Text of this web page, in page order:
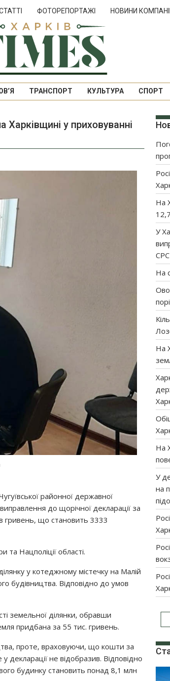
ФОТОРЕПОРТАЖІ НОВИНИ
ТРАНСПОРТ КУЛЬТУРА СПОРТ
Харківщині у приховуванні
районної державної
до щорічної декларації за
гривень, що становить 3333
та Нацполіції області.
у котеджному містечку на Малій
будівництва. Відповідно до умов
земельної ділянки, обравши
придбана за 55 тис. гривень.
проте, враховуючи, що кошти за
декларації не відобразив. Відповідно
будинку становить понад 8,1 млн
На
У
На
На
На
У
на